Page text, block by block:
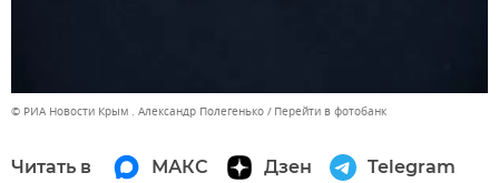
© РИА Новости Крым . Александр Полегенько Перейти в фотобанк
Читать в МАКС Дзен Telegram